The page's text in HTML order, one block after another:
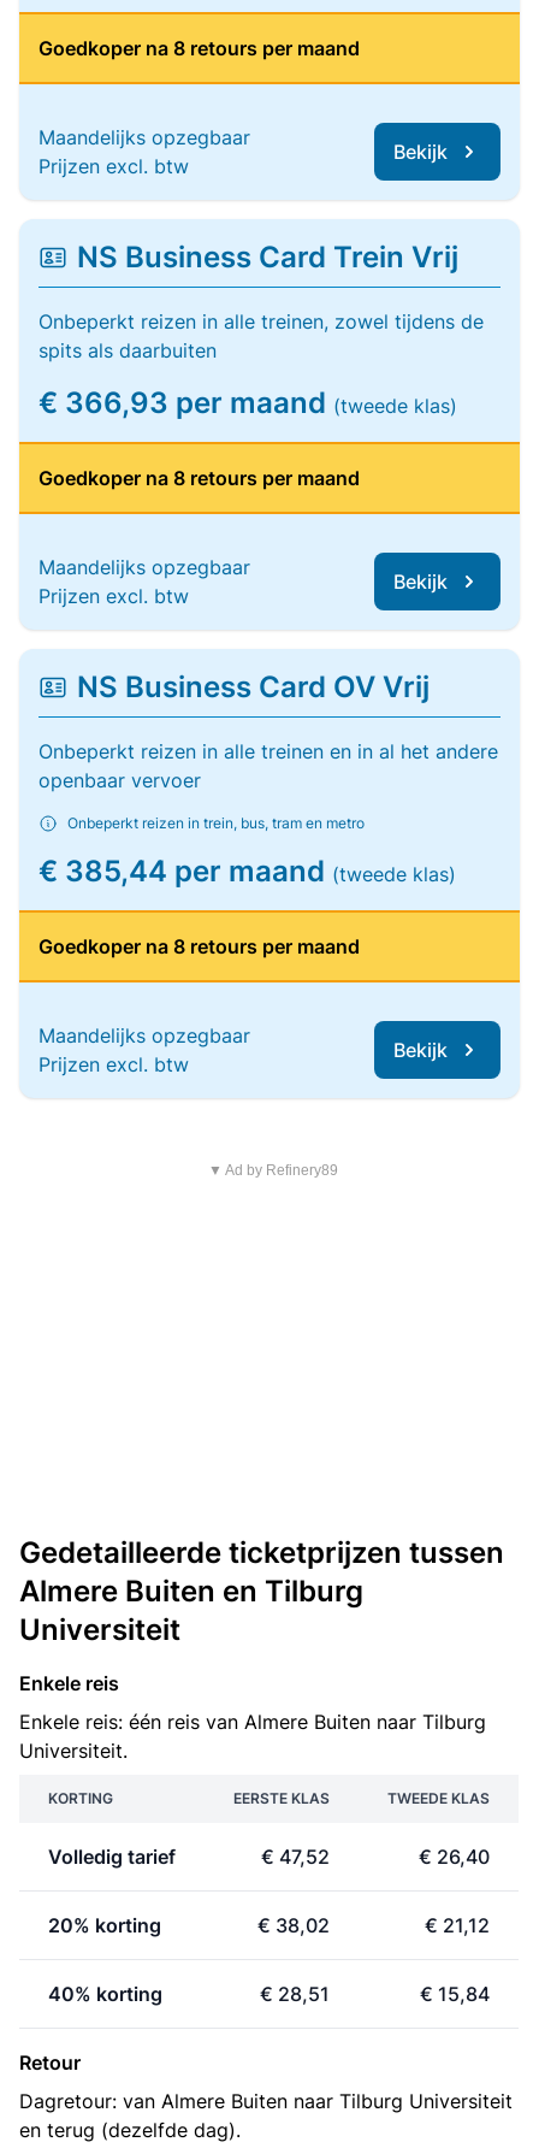
Goedkoper na 8 retours per maand
Maandelijks opzegbaar
Prijzen excl. btw
Bekijk
NS Business Card Trein Vrij
Onbeperkt reizen in alle treinen, zowel tijdens de
spits als daarbuiten
€ 366,93 per maand (tweede klas)
Goedkoper na 8 retours per maand
Maandelijks opzegbaar
Prijzen excl. btw
Bekijk
NS Business Card OV Vrij
Onbeperkt reizen in alle treinen en in al het andere
openbaar vervoer
Onbeperkt reizen in trein, bus, tram en metro
€ 385,44 per maand (tweede klas)
Goedkoper na 8 retours per maand
Maandelijks opzegbaar
Prijzen excl. btw
Bekijk
▼ Ad by Refinery89
Gedetailleerde ticketprijzen tussen
Almere Buiten en Tilburg
Universiteit
Enkele reis
Enkele reis: één reis van Almere Buiten naar Tilburg
Universiteit.
KORTING EERSTE KLAS TWEEDE KLAS
Volledig tarief € 47,52 € 26,40
20% korting € 38,02 € 21,12
40% korting € 28,51 € 15,84
Retour
Dagretour: van Almere Buiten naar Tilburg Universiteit
en terug (dezelfde dag).